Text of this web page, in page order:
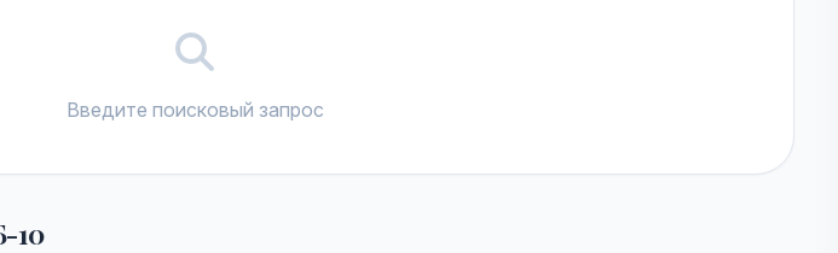
Введите поисковый запрос
10